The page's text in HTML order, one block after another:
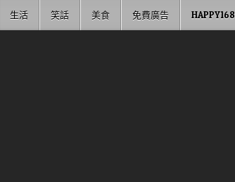
生活 笑話 美食 免費廣告 HAPPY168